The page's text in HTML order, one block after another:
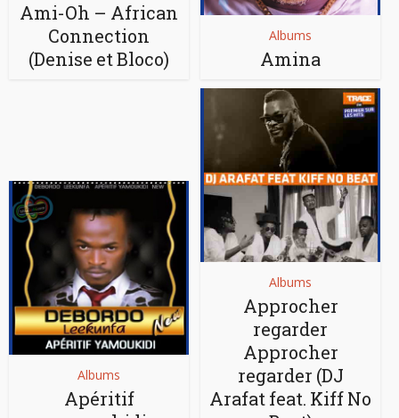
Ami-Oh – African
Connection
(Denise et Bloco)
Albums
Amina
Albums
Apéritif
Albums
Approcher
regarder
Approcher
regarder (DJ
Arafat feat. Kiff No